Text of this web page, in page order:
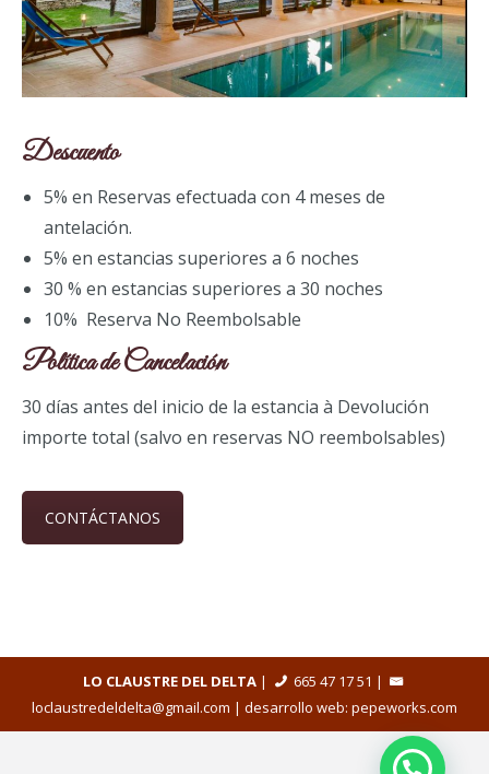
Descuento
5% en Reservas efectuada con 4 meses de
antelación.
5% en estancias superiores a 6 noches
30 % en estancias superiores a 30 noches
10% Reserva No Reembolsable
Política de Cancelación
30 días antes del inicio de la estancia à Devolución
importe total (salvo en reservas NO reembolsables)
CONTÁCTANOS
LO CLAUSTRE DEL DELTA| 665 47 17 51 |
loclaustredeldelta@gmail.com | desarrollo web: pepeworks.com